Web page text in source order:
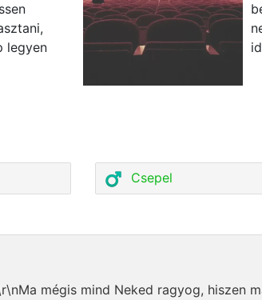
legyen
Csepel
mégis mind Neked ragyog, hiszen